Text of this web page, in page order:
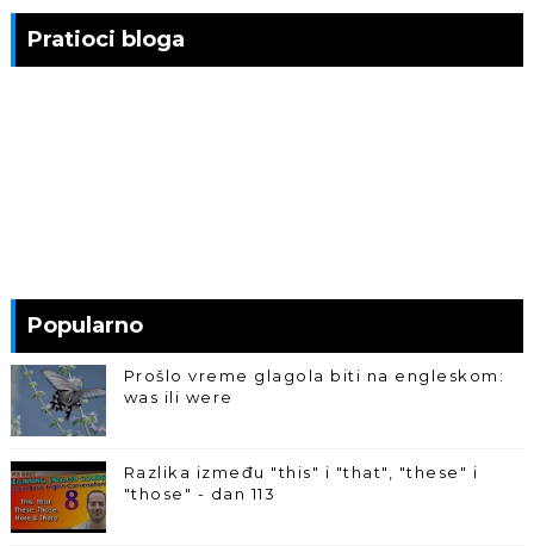
Pratioci bloga
Popularno
Prošlo vreme glagola biti na engleskom:
was ili were
Razlika između "this" i "that", "these" i
"those" - dan 113